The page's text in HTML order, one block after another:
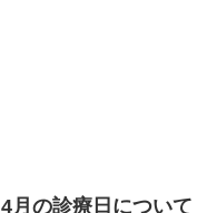
4月の診療日について